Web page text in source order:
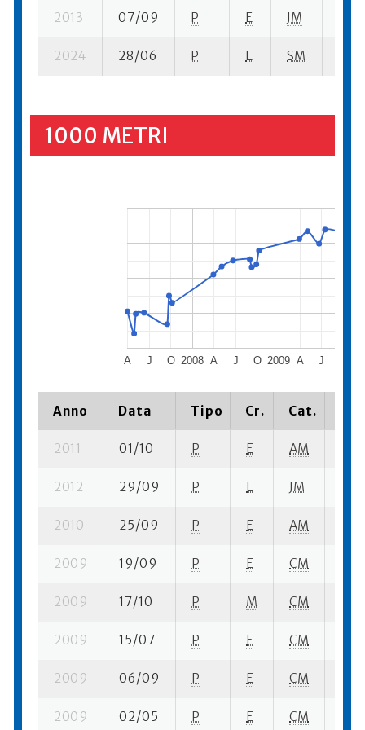
2013 07/09 P E JM
2024 28/06 P E SM
1000 METRI
2008 2009
A J O A J O A J
Anno Data Tipo Cr. Cat.
2011 01/10 P E AM
2012 29/09 P E JM
2010 25/09 P E AM
2009 19/09 P E CM
2009 17/10 P M CM
2009 15/07 P E CM
2009 06/09 P E CM
2009 02/05 P E CM